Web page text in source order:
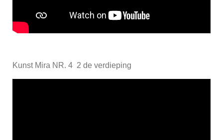
Kunst Mira NR. 4 2 de verdieping